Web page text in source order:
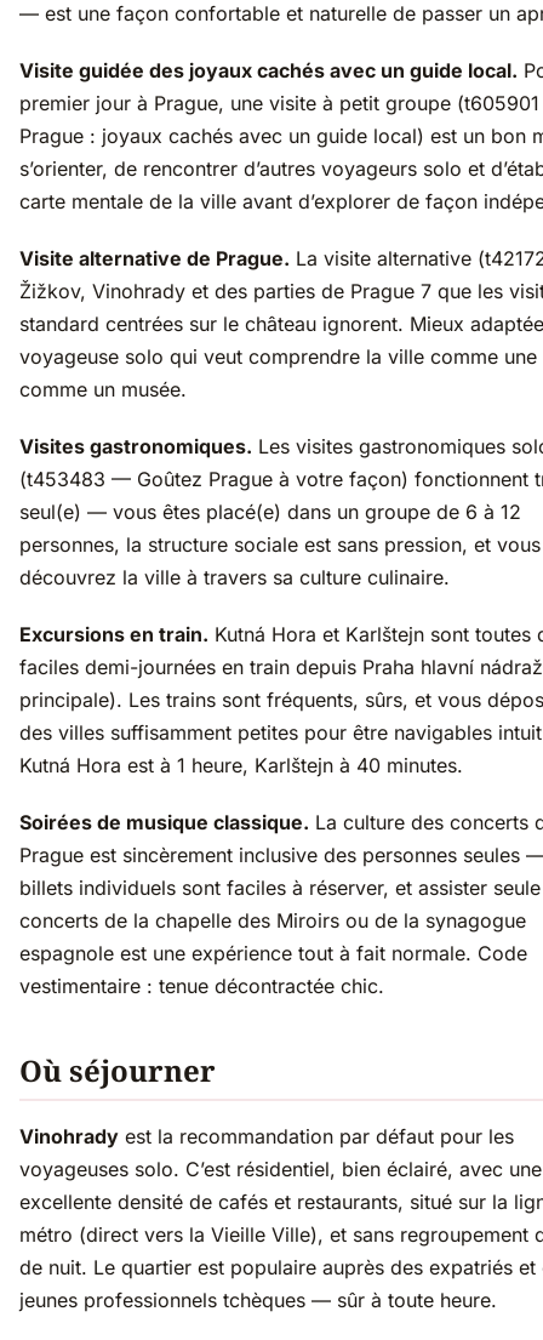
— est une façon confortable et naturelle de passer un
Visite guidée des joyaux cachés avec un guide local.
premier jour à Prague, une visite à petit groupe
Prague : joyaux cachés avec un guide local) est un bon
s’orienter, de rencontrer d’autres voyageurs solo et
carte mentale de la ville avant d’explorer de façon
Visite alternative de Prague. La visite alternative
Žižkov, Vinohrady et des parties de Prague 7 que les
standard centrées sur le château ignorent. Mieux
voyageuse solo qui veut comprendre la ville comme
comme un musée.
Visites gastronomiques. Les visites gastronomiques
(t453483 — Goûtez Prague à votre façon) fonctionnent
seul(e) — vous êtes placé(e) dans un groupe de 6 à 12
personnes, la structure sociale est sans pression, et vous
découvrez la ville à travers sa culture culinaire.
Excursions en train. Kutná Hora et Karlštejn sont toutes
faciles demi-journées en train depuis Praha hlavní
principale). Les trains sont fréquents, sûrs, et vous
des villes suffisamment petites pour être navigables
Kutná Hora est à 1 heure, Karlštejn à 40 minutes.
Soirées de musique classique. La culture des concerts
Prague est sincèrement inclusive des personnes seules
billets individuels sont faciles à réserver, et assister
concerts de la chapelle des Miroirs ou de la synagogue
espagnole est une expérience tout à fait normale. Code
vestimentaire : tenue décontractée chic.
Où séjourner
Vinohrady est la recommandation par défaut pour les
voyageuses solo. C’est résidentiel, bien éclairé, avec une
excellente densité de cafés et restaurants, situé sur la
métro (direct vers la Vieille Ville), et sans regroupement
de nuit. Le quartier est populaire auprès des expatriés et
jeunes professionnels tchèques — sûr à toute heure.